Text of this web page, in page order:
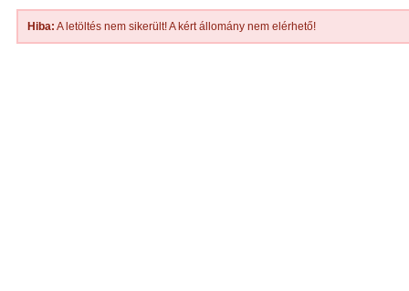
Hiba: A letöltés nem sikerült! A kért állomány nem elérhető!